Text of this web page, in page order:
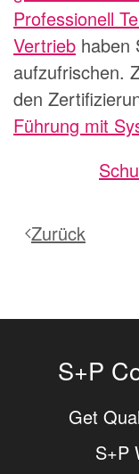
Professionell
Vertrieb haben
aufzufrischen.
den
Führung mit
Zurück
S+P
Get
S+P